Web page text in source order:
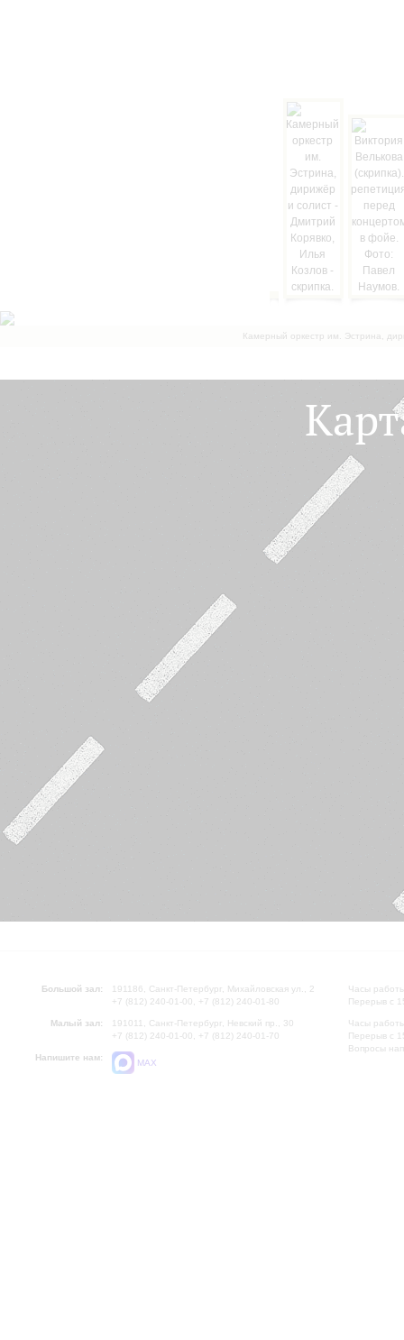
Камерный оркестр им. Эстрина,
Большой зал:
191186, Санкт-Петербург, Михайловская ул., 2
+7 (812) 240-01-00, +7 (812) 240-01-80
Малый зал:
191011, Санкт-Петербург, Невский пр., 30
+7 (812) 240-01-00, +7 (812) 240-01-70
Напишите нам:
MAX
Часы
Перерыв с
Часы
Перерыв с
Вопросы